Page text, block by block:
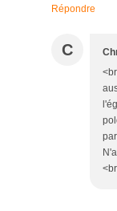
Répondre
C